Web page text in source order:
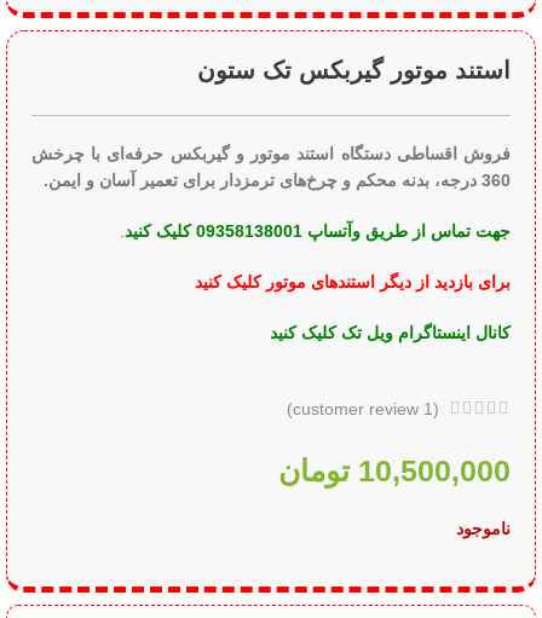
استند موتور گیربکس تک ستون
فروش اقساطی دستگاه استند موتور و گیربکس حرفه‌ای با چرخش
360 درجه، بدنه محکم و چرخ‌های ترمزدار برای تعمیر آسان و ایمن.
جهت تماس از طریق وآتساپ 09358138001 کلیک کنید
برای بازدید از دیگر استندهای موتور کلیک کنید
کانال اینستاگرام ویل تک کلیک کنید
(
1
10,500,000 تومان
ناموجود